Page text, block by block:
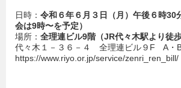
日時： 令和６年６ 月 ３ 日（ 月 ） 午後６時30
会は9時〜を予定）
場所： 全理連ビル9階（JR代々木駅より徒
代々木１－３６－４ 全理連ビル９F A・
https://www.riyo.or.jp/service/zenri_ren_bill/